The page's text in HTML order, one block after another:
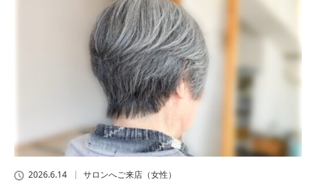
2026.6.14 サロンへご来店（女性）